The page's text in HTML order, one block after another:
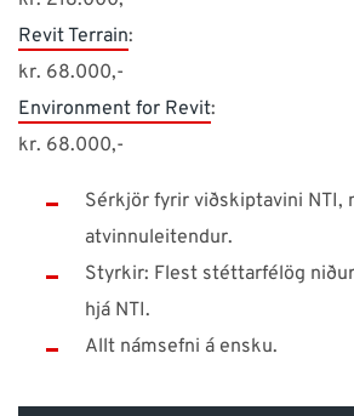
Revit Terrain:
kr. 68.000,-
Environment for Revit:
kr. 68.000,-
Sérkjör fyrir viðskiptavini NTI,
atvinnuleitendur.
Styrkir: Flest stéttarfélög
hjá NTI.
Allt námsefni á ensku.